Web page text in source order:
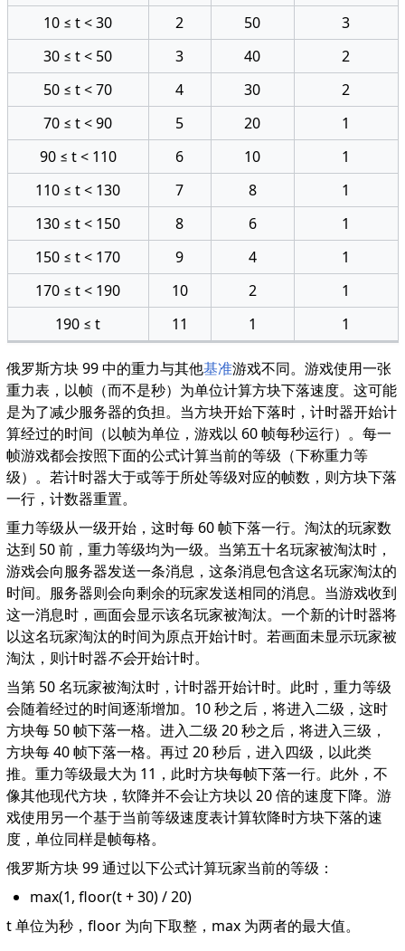
10 ≤ t < 30
2 50
3
30 ≤ t < 50
3 40
2
50 ≤ t < 70
4 30
2
70 ≤ t < 90
5 20
1
90 ≤ t < 110
6 10
1
110 ≤ t < 130
7 8
1
130 ≤ t < 150
8 6
1
150 ≤ t < 170
9 4
1
170 ≤ t < 190
10 2
1
190 ≤ t
11 1 1
俄罗斯方块 99 中的重力与其他基准游戏不同。游戏使用一张
重力表，以帧（而不是秒）为单位计算方块下落速度。这可能
是为了减少服务器的负担。当方块开始下落时，计时器开始计
算经过的时间（以帧为单位，游戏以 60 帧每秒运行）。每一
帧游戏都会按照下面的公式计算当前的等级（下称重力等
级）。若计时器大于或等于所处等级对应的帧数，则方块下落
一行，计数器重置。
重力等级从一级开始，这时每 60 帧下落一行。淘汰的玩家数
达到 50 前，重力等级均为一级。当第五十名玩家被淘汰时，
游戏会向服务器发送一条消息，这条消息包含这名玩家淘汰的
时间。服务器则会向剩余的玩家发送相同的消息。当游戏收到
这一消息时，画面会显示该名玩家被淘汰。一个新的计时器将
以这名玩家淘汰的时间为原点开始计时。若画面未显示玩家被
淘汰，则计时器不会开始计时。
当第 50 名玩家被淘汰时，计时器开始计时。此时，重力等级
会随着经过的时间逐渐增加。10 秒之后，将进入二级，这时
方块每 50 帧下落一格。进入二级 20 秒之后，将进入三级，
方块每 40 帧下落一格。再过 20 秒后，进入四级，以此类
推。重力等级最大为 11，此时方块每帧下落一行。此外，不
像其他现代方块，软降并不会让方块以 20 倍的速度下降。游
戏使用另一个基于当前等级速度表计算软降时方块下落的速
度，单位同样是帧每格。
俄罗斯方块 99 通过以下公式计算玩家当前的等级：
max(1, floor(t + 30) / 20)
t 单位为秒，floor 为向下取整，max 为两者的最大值。